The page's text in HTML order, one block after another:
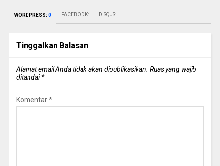
WORDPRESS: 0 FACEBOOK: DISQUS:
Tinggalkan Balasan
Alamat email Anda tidak akan dipublikasikan. Ruas yang wajib
ditandai*
Komentar*